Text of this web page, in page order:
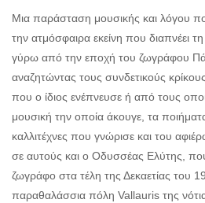
Μια παράσταση μουσικής και λόγου
την ατμόσφαιρα εκείνη που διαπνέει
γύρω από την εποχή του ζωγράφου
αναζητώντας τους συνδετικούς
που ο ίδιος ενέπνευσε ή από τους
μουσική την οποία άκουγε, τα
καλλιτέχνες που γνώρισε και του
σε αυτούς και ο Οδυσσέας Ελύτης,
ζωγράφο στα τέλη της Δεκαετίας του
παραθαλάσσια πόλη Vallauris της